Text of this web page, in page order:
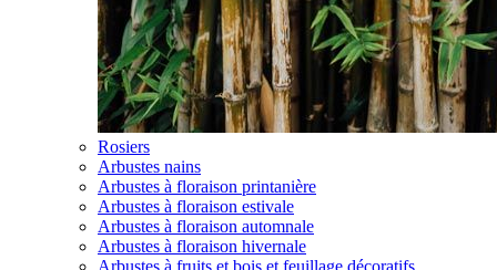
Rosiers
Arbustes nains
Arbustes à floraison printanière
Arbustes à floraison estivale
Arbustes à floraison automnale
Arbustes à floraison hivernale
Arbustes à fruits et bois et feuillage décoratifs